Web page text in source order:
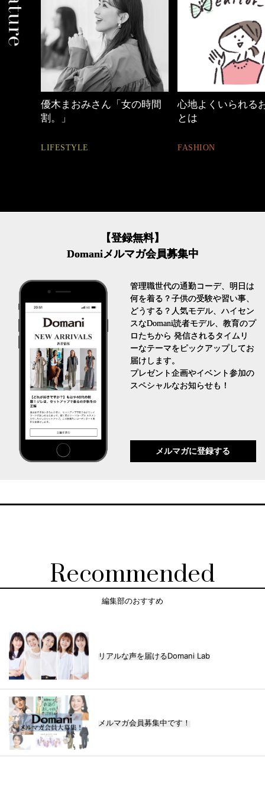
心地よくいられるおしゃれ
とは
FASHION
【ワーママのきれ
ュアル通勤】
FASHION
【登録無料】
Domaniメルマガ会員募集中
管理職世代の通勤コーデ、明日は
何を着る？子供の受験や習い事、
どうする？人気モデル、ハイセン
スなDomani読者モデル、教育のプ
ロたちから 発信されるタイムリ
ーなテーマをピックアップしてお
届けします。
プレゼント企画やイベント参加の
スペシャルなお知らせも！
メルマガに登録する
Recommended
編集部のおすすめ
リアルな声を届けるDomani Lab
メルマガ会員募集中です！